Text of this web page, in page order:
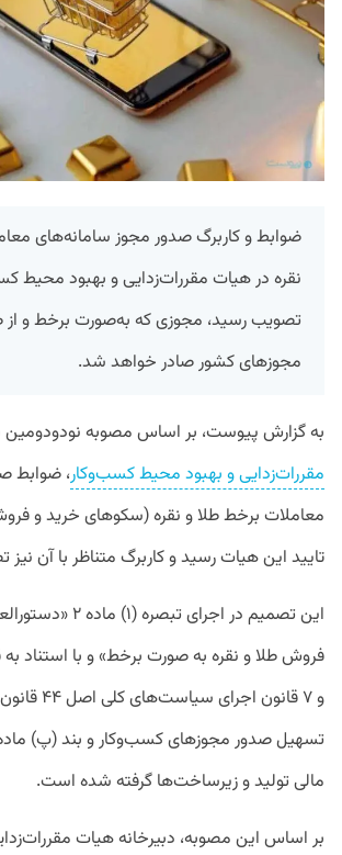
ضوابط و کاربرگ صدور مجوز سامانه‌های
نقره در هیات مقررات‌زدایی و بهبود محیط
تصویب رسید، مجوزی که به‌صورت برخط و از
مجوزهای کشور صادر خواهد شد.
به گزارش پیوست، بر اساس مصوبه
مقررات‌زدایی و بهبود محیط کسب‌وکار، ضوابط
معاملات برخط طلا و نقره (سکوهای خرید و
تایید این هیات رسید و کاربرگ متناظر با آن
این تصمیم در اجرای
و ۷ قانون
مالی تولید و زیرساخت‌ها گرفته شده است.
بر اساس این مصوبه، دبیرخانه هیات